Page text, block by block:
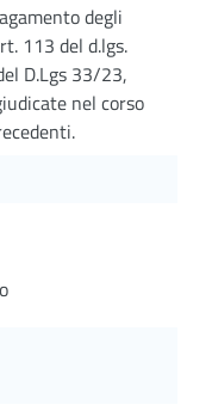
degli
113 del d.lgs.
D.Lgs 33/23,
nel corso